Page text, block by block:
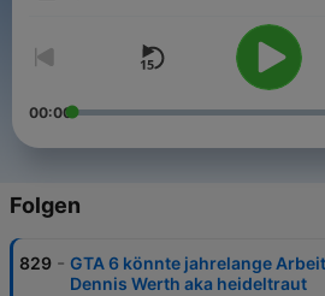
00:00
Folgen
829 - GTA 6 könnte jahrelange
Dennis Werth aka heideltraut